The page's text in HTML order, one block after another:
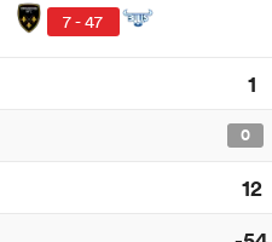
7 - 47
1
0
12